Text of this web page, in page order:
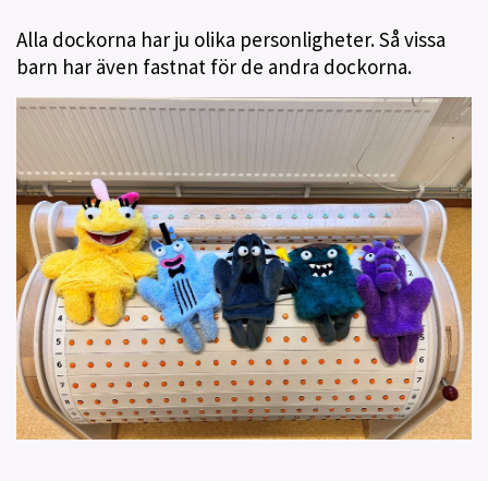
Alla dockorna har ju olika personligheter. Så vissa
barn har även fastnat för de andra dockorna.